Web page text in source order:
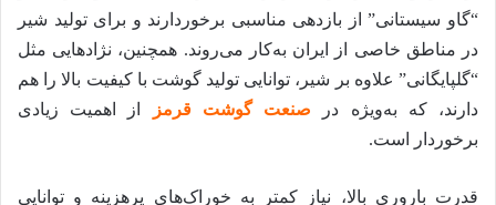
“گاو سیستانی” از بازدهی مناسبی برخوردارند و برای تولید شیر
در مناطق خاصی از ایران به‌کار می‌روند. همچنین، نژادهایی مثل
“گلپایگانی” علاوه بر شیر، توانایی تولید گوشت با کیفیت بالا را هم
دارند، که به‌ویژه در صنعت گوشت قرمز
از اهمیت زیادی
برخوردار است.
قدرت باروری بالا، نیاز کمتر به خوراک‌های پرهزینه و توانایی